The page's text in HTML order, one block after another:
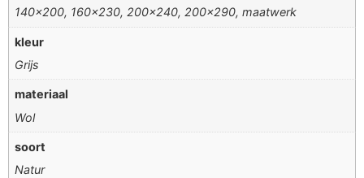
140×200, 160×230, 200×240, 200×290, maatwerk
kleur
Grijs
materiaal
Wol
soort
Natur